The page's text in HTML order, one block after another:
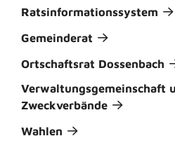
Ratsinformationssystem
Gemeinderat
Ortschaftsrat Dossenbach
Verwaltungsgemeinschaft
Zweckverbände
Wahlen